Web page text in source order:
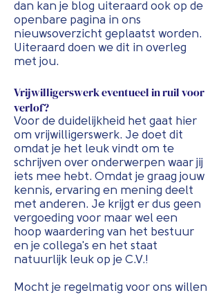
dan kan je blog uiteraard ook op de
openbare pagina in ons
nieuwsoverzicht geplaatst worden.
Uiteraard doen we dit in overleg
met jou.
Vrijwilligerswerk eventueel in ruil voor
verlof?
Voor de duidelijkheid het gaat hier
om vrijwilligerswerk. Je doet dit
omdat je het leuk vindt om te
schrijven over onderwerpen waar jij
iets mee hebt. Omdat je graag jouw
kennis, ervaring en mening deelt
met anderen. Je krijgt er dus geen
vergoeding voor maar wel een
hoop waardering van het bestuur
en je collega's en het staat
natuurlijk leuk op je C.V.!
Mocht je regelmatig voor ons willen